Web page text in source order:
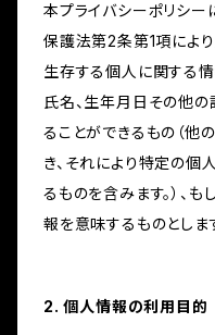
本プライバシーポリシー
保護法第2条第1項により
生存する個人に関する
氏名、生年月日その他
ることができるもの（他
き、それにより特定の個
るものを含みます。）、
報を意味するものとしま
2. 個人情報の利用目的